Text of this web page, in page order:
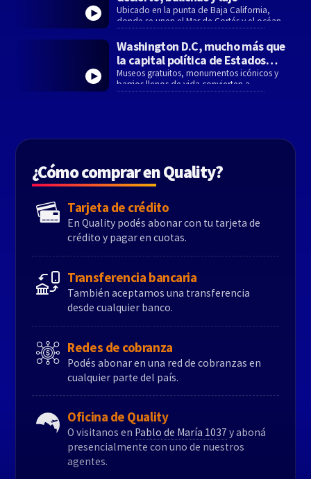
Ubicado en la punta de Baja California,
donde se unen el Mar de Cortés y el océano
Pacífico, Los Cabos se perfila como uno de
los destinos de playa con mayor crecimiento
de México.
Washington D.C, mucho más que
la capital política de Estados
Unidos
Museos gratuitos, monumentos icónicos y
barrios llenos de vida convierten a
Washington D.C. en un destino que merece
¿Cómo comprar en Quality?
Tarjeta de crédito
En Quality podés abonar con tu tarjeta de
crédito y pagar en cuotas.
Transferencia bancaria
También aceptamos una transferencia
desde cualquier banco.
Redes de cobranza
Podés abonar en una red de cobranzas en
cualquier parte del país.
Oficina de Quality
O visitanos en Pablo de María 1037 y aboná
presencialmente con uno de nuestros
agentes.